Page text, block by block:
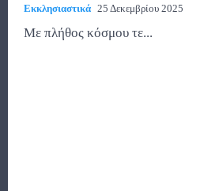
Εκκλησιαστικά 25 Δεκεμβρίου 2025
Με πλήθος κόσμου τε...